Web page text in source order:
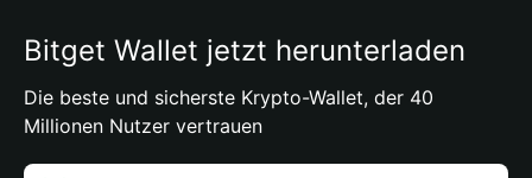
Bitget Wallet jetzt herunterladen
Die beste und sicherste Krypto-Wallet, der 40
Millionen Nutzer vertrauen